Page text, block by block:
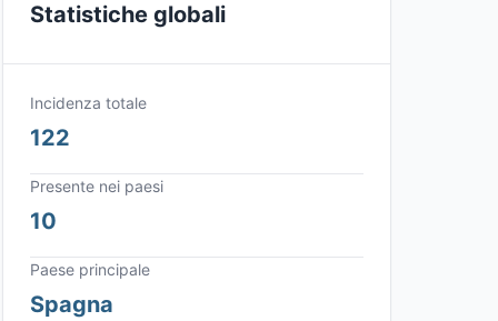
Statistiche globali
Incidenza totale
122
Presente nei paesi
10
Paese principale
Spagna